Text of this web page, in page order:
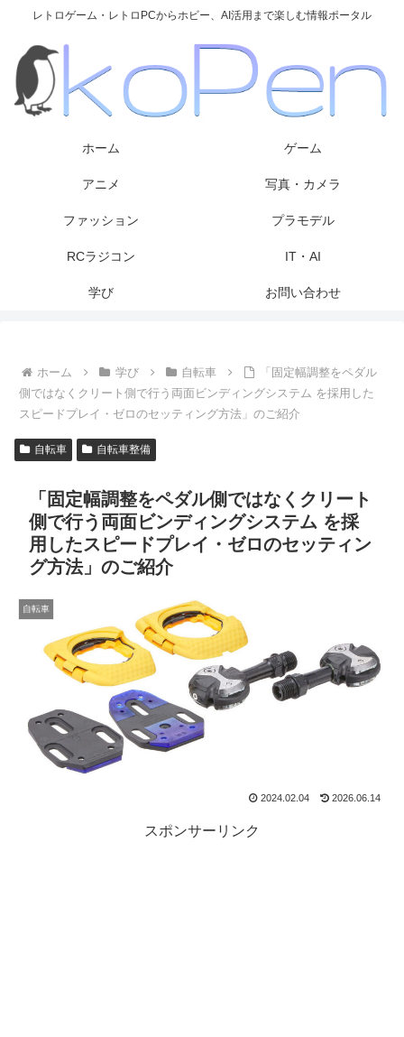
レトロゲーム・レトロPCからホビー、AI活用まで楽しむ情報ポータル
ホーム ゲーム
アニメ 写真・カメラ
ファッション プラモデル
RCラジコン IT・AI
学び お問い合わせ
ホーム 学び 自転車
「固定幅調整をペダル
側ではなくクリート側で行う両面ビンディングシステム を採用した
スピードプレイ・ゼロのセッティング方法」のご紹介
自転車 自転車整備
「固定幅調整をペダル側ではなくクリート
側で行う両面ビンディングシステム を採
用したスピードプレイ・ゼロのセッティン
グ方法」のご紹介
自転車
2024.02.04 2026.06.14
スポンサーリンク